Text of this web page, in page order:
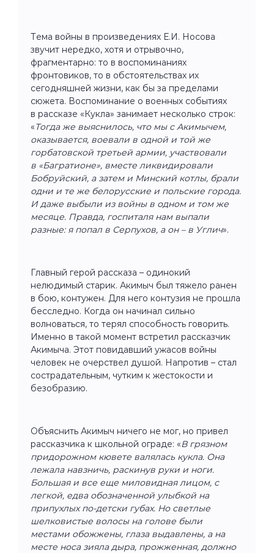
Тема войны в произведениях Е.И. Носова
звучит нередко, хотя и отрывочно,
фрагментарно: то в воспоминаниях
фронтовиков, то в обстоятельствах их
сегодняшней жизни, как бы за пределами
сюжета. Воспоминание о военных событиях
в рассказе «Кукла» занимает несколько строк:
«Тогда же выяснилось, что мы с Акимычем,
оказывается, воевали в одной и той же
горбатовской третьей армии, участвовали
в «Багратионе», вместе ликвидировали
Бобруйский, а затем и Минский котлы, брали
одни и те же белорусские и польские города.
И даже выбыли из войны в одном и том же
месяце. Правда, госпиталя нам выпали
разные: я попал в Серпухов, а он – в Углич».
Главный герой рассказа – одинокий
нелюдимый старик. Акимыч был тяжело ранен
в бою, контужен. Для него контузия не прошла
бесследно. Когда он начинал сильно
волноваться, то терял способность говорить.
Именно в такой момент встретил рассказчик
Акимыча. Этот повидавший ужасов войны
человек не очерствел душой. Напротив – стал
сострадательным, чутким к жестокости и
безобразию.
Объяснить Акимыч ничего не мог, но привел
рассказчика к школьной ограде: «В грязном
придорожном кювете валялась кукла. Она
лежала навзничь, раскинув руки и ноги.
Большая и все еще миловидная лицом, с
легкой, едва обозначенной улыбкой на
припухлых по-детски губах. Но светлые
шелковистые волосы на голове были
местами обожжены, глаза выдавлены, а на
месте носа зияла дыра, прожженная, должно